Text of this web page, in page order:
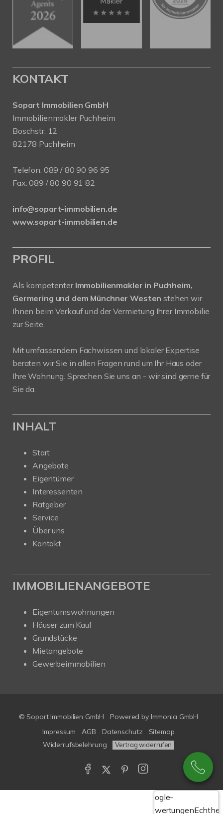
KONTAKT
Sopart Immobilien GmbH
Immobilienmakler Puchheim
Boschstr. 12
82178 Puchheim
Telefon: 089 / 80 90 96 95
Fax: 089 / 80 90 91 82
info@sopart-immobilien.de
www.sopart-immobilien.de
PROFIL
Als kompetenter Immobilienmakler in Puchheim,
Germering und dem Münchner Westen stehen wir
Ihnen beim Verkauf und der Vermietung Ihrer Immobilie
zur Seite.
Mit umfassendem Fachwissen und lokaler Expertise
beraten wir Sie in allen Fragen rund um Ihr Haus oder
Ihre Wohnung. Sprechen Sie uns an - wir sind gerne für
Sie da.
INHALT
Start
Angebote
Eigentümer
Interessenten
Ratgeber
Service
Über uns
Kontakt
IMMOBILIENANGEBOTE
Eigentumswohnungen
Häuser zum Kauf
Grundstücke
Mietangebote
Gewerbeimmobilien
© Sopart Immobilien GmbH Powered by Immonia GmbH
Impressum
AGB Datenschutz
Sitemap
Widerrufsbelehrung
Vertrag widerrufen
Google-
Bewertungen